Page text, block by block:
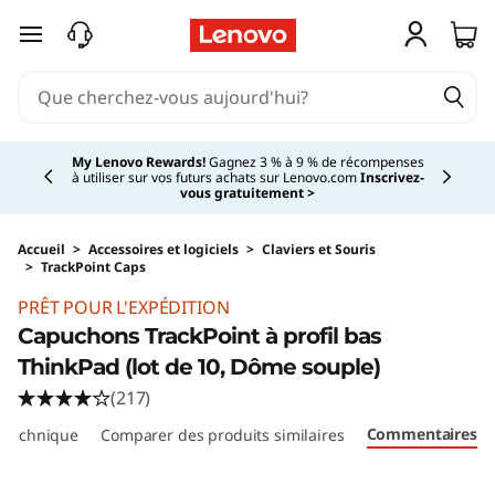
C
c
h
o
n
p
passer au contenu principal
Vous magasinez pour une entreprise?Les nouveaux membres
Lenovo Pro bénéficient d'une réduction de 100 $ sur la première
commande de 1 000 $ et plus, d'économies exclusives et d'une
assistance technologique 1:1.En savoir plus >
Currently displaying item 3 of 5
Accueil > Accessoires et logiciels > Claviers et Souris
> TrackPoint Caps
PRÊT POUR L'EXPÉDITION
Capuchons TrackPoint à profil bas
ThinkPad (lot de 10, Dôme souple)
(217)
technique Comparer des produits similaires Commentaires